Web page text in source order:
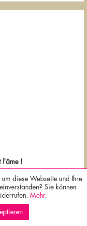
x
sur notre site Internet!
jours avant l'arrivée!
l'âme !
au cœur de la forêt
pour toi - loin du
diese Webseite und Ihre
Sie können
Mehr.